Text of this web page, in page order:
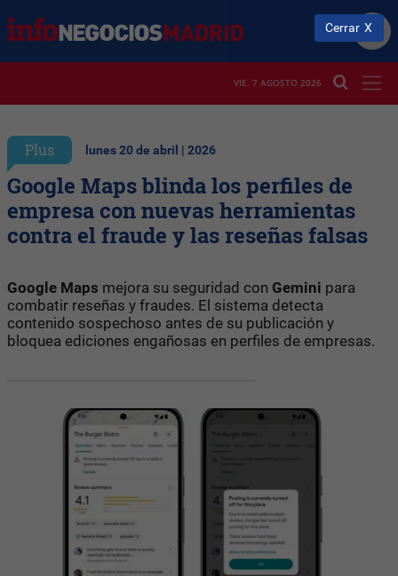
VIE. 7 AGOSTO 2026
Plus lunes 20 de abril | 2026
Google Maps blinda los perfiles de
empresa con nuevas herramientas
contra el fraude y las reseñas falsas
Google Maps mejora su seguridad con Gemini para
combatir reseñas y fraudes. El sistema detecta
contenido sospechoso antes de su publicación y
bloquea ediciones engañosas en perfiles de empresas.
Cerrar